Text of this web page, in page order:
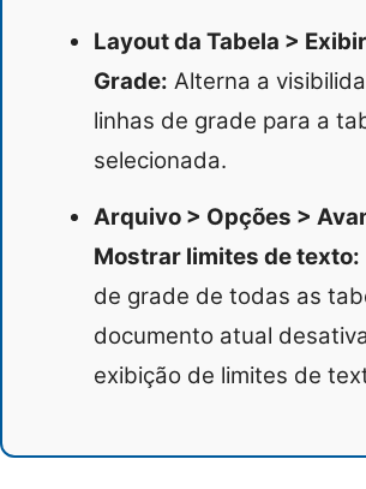
Layout da Tabela >
Grade: Alterna a
linhas de grade para a
selecionada.
Arquivo > Opções >
Mostrar limites de texto:
de grade de todas as
documento atual
exibição de limites de